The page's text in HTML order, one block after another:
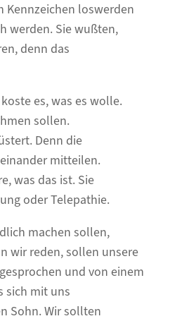
Kennzeichen loswerden
werden. Sie wußten,
denn das
es, was es wolle.
sollen.
Denn die
mitteilen.
was das ist. Sie
oder Telepathie.
machen sollen,
wir reden, sollen unsere
und von einem
sich mit uns
Sohn. Wir sollten